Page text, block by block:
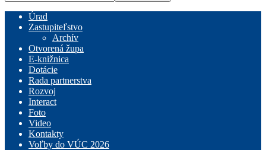
Úrad
Zastupiteľstvo
Archív
Otvorená župa
E-knižnica
Dotácie
Rada partnerstva
Rozvoj
Interact
Foto
Video
Kontakty
Voľby do VÚC 2026